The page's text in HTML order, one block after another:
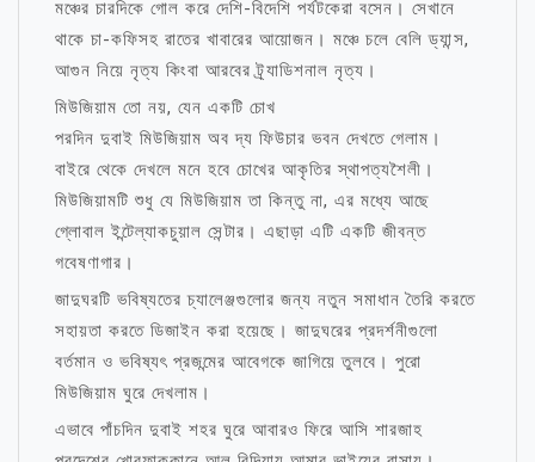
মঞ্চের চারদিকে গোল করে দেশি-বিদেশি পর্যটকেরা বসেন। সেখানে
থাকে চা-কফিসহ রাতের খাবারের আয়োজন। মঞ্চে চলে বেলি ড্যান্স,
আগুন নিয়ে নৃত্য কিংবা আরবের ট্র্যাডিশনাল নৃত্য।
মিউজিয়াম তো নয়, যেন একটি চোখ
পরদিন দুবাই মিউজিয়াম অব দ্য ফিউচার ভবন দেখতে গেলাম।
বাইরে থেকে দেখলে মনে হবে চোখের আকৃতির স্থাপত্যশৈলী।
মিউজিয়ামটি শুধু যে মিউজিয়াম তা কিন্তু না, এর মধ্যে আছে
গ্লোবাল ইন্টেল্যাকচুয়াল সেন্টার। এছাড়া এটি একটি জীবন্ত
গবেষণাগার।
জাদুঘরটি ভবিষ্যতের চ্যালেঞ্জগুলোর জন্য নতুন সমাধান তৈরি করতে
সহায়তা করতে ডিজাইন করা হয়েছে। জাদুঘরের প্রদর্শনীগুলো
বর্তমান ও ভবিষ্যৎ প্রজন্মের আবেগকে জাগিয়ে তুলবে। পুরো
মিউজিয়াম ঘুরে দেখলাম।
এভাবে পাঁচদিন দুবাই শহর ঘুরে আবারও ফিরে আসি শারজাহ